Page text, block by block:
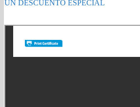
Pg
M4370LX/SL-
quantity
UN DESCUENTO ESPECIAL